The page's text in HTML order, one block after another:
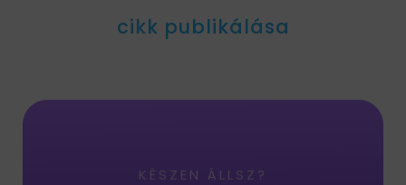
cikk publikálása
KÉSZEN ÁLLSZ?